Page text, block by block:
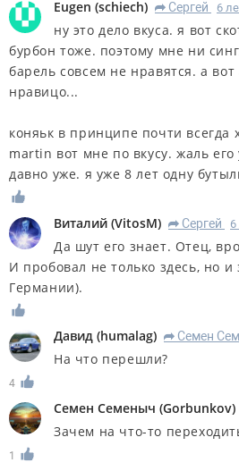
Eugen (schiech) R Сергей 6
ну это дело вкуса. я вот
бурбон тоже. поэтому мне ни
барель совсем не нравятся. а
нравицо...
коняьк в принципе почти
martin вот мне по вкусу. жаль
давно уже. я уже 8 лет одну
Виталий (VitosM) R Сергей
Да шут его знает. Отец,
И пробовал не только здесь, но
Германии).
Дaвид (humalag) R Семен
На что перешли?
4
Семен Семеныч (Gorbunkov)
Зачем на что-то
1